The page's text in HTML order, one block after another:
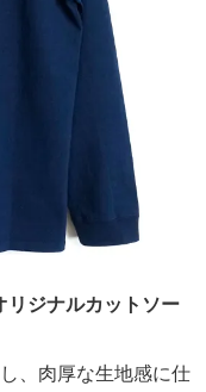
リジナルカットソー
、肉厚な生地感に仕